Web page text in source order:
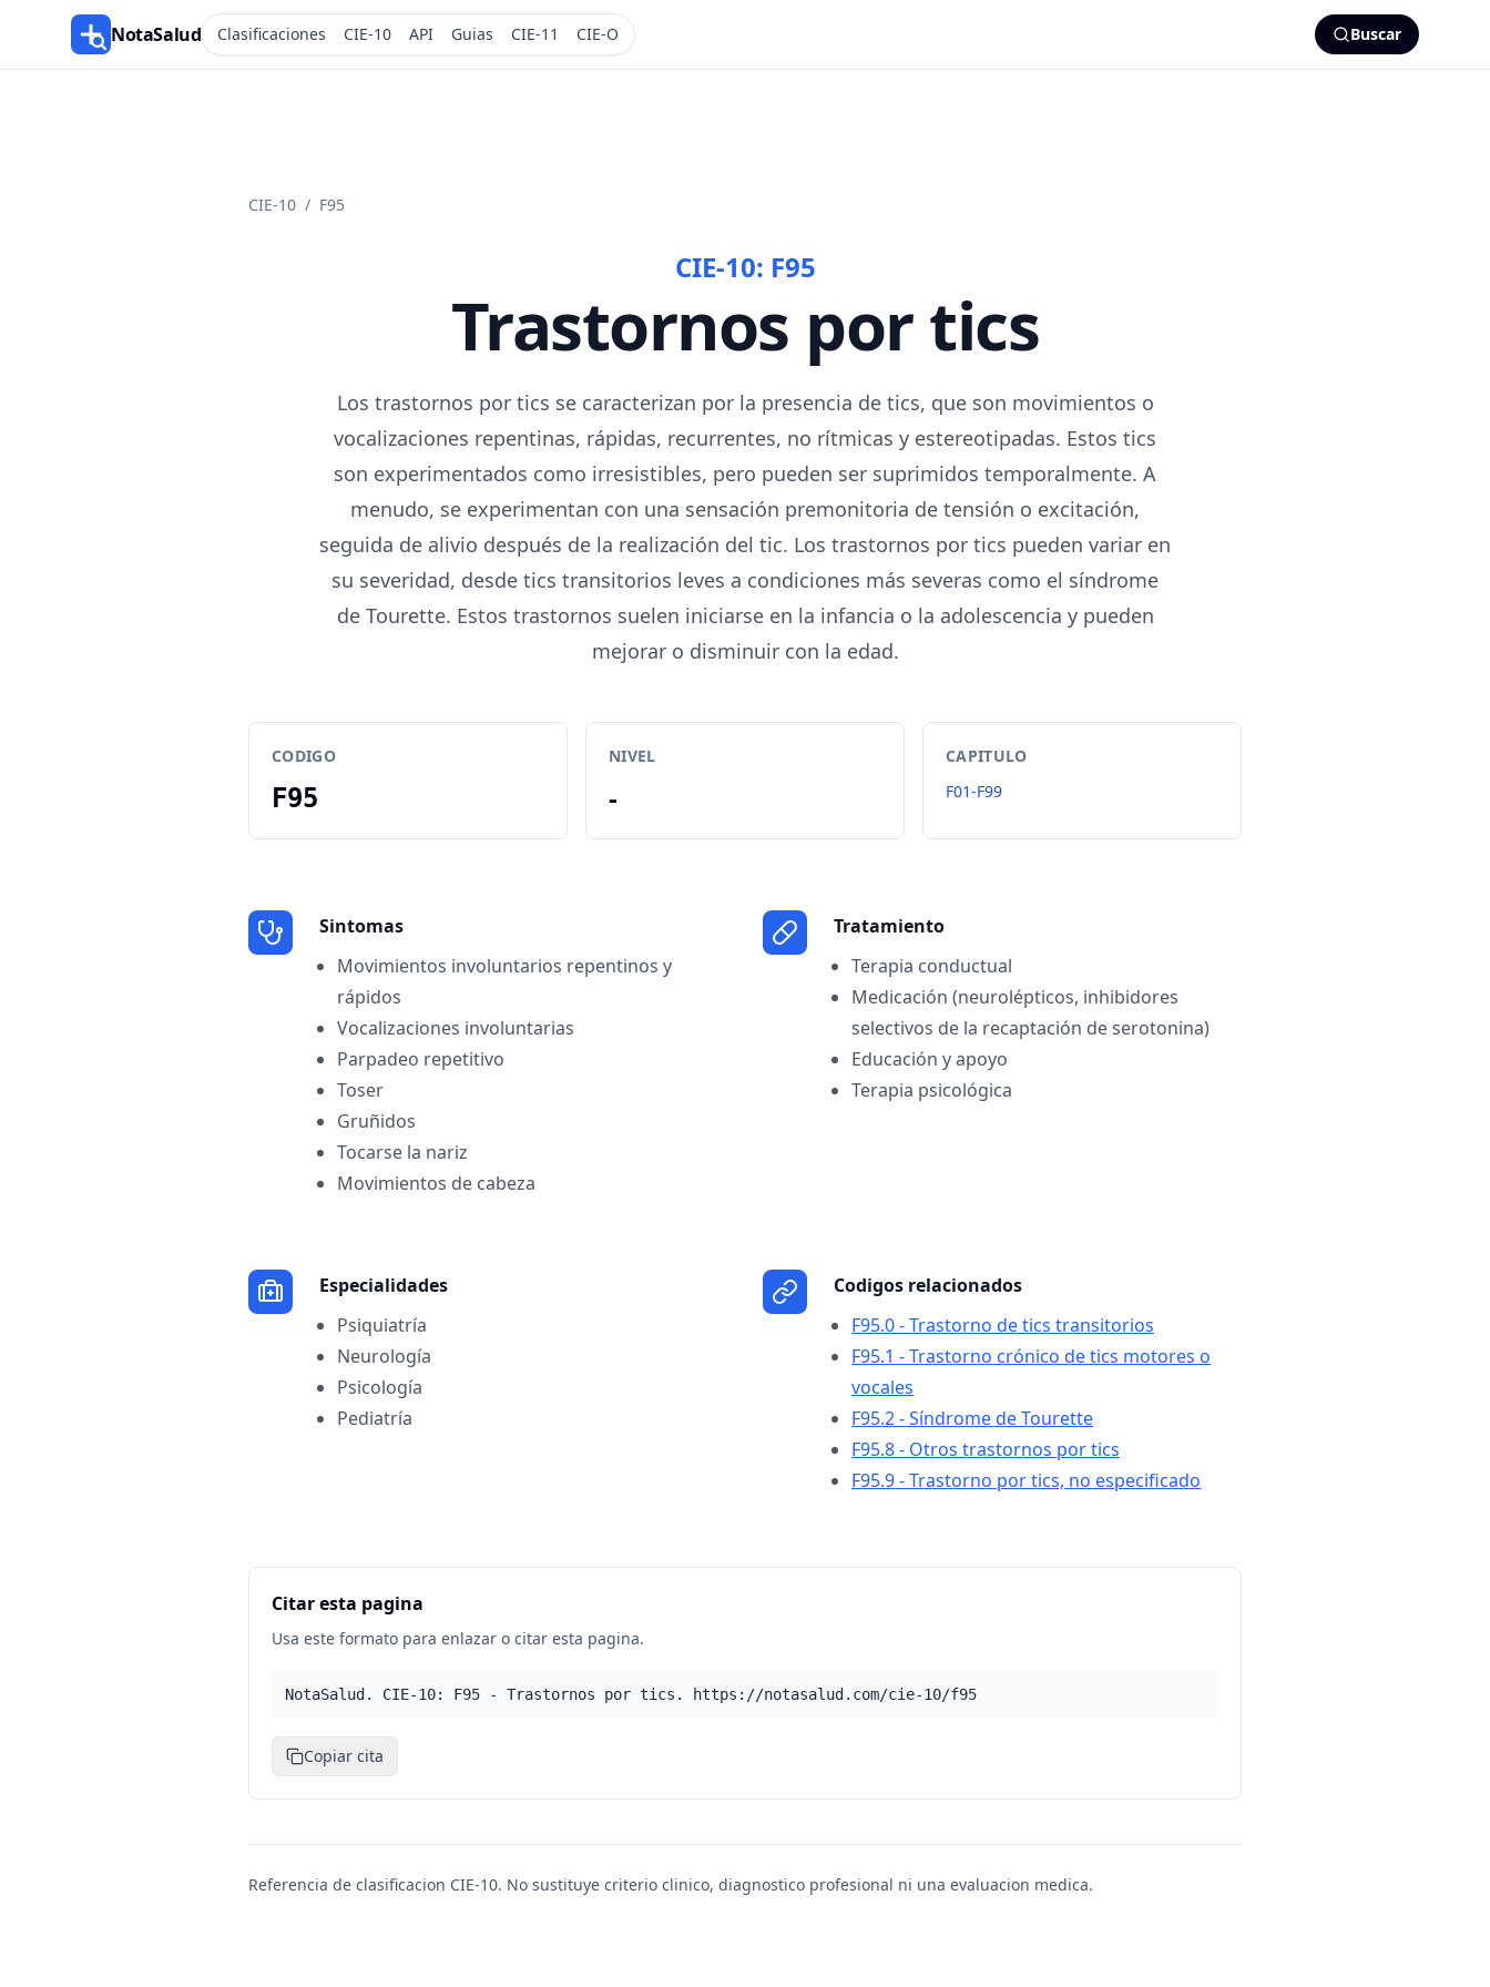
NotaSalud Clasificaciones CIE-10 API Guias CIE-11 CIE-O Buscar
CIE-10 / F95
CIE-10: F95
Trastornos por tics
Los trastornos por tics se caracterizan por la presencia de tics, que son movimientos o
vocalizaciones repentinas, rápidas, recurrentes, no rítmicas y estereotipadas. Estos tics
son experimentados como irresistibles, pero pueden ser suprimidos temporalmente. A
menudo, se experimentan con una sensación premonitoria de tensión o excitación,
seguida de alivio después de la realización del tic. Los trastornos por tics pueden variar en
su severidad, desde tics transitorios leves a condiciones más severas como el síndrome
de Tourette. Estos trastornos suelen iniciarse en la infancia o la adolescencia y pueden
mejorar o disminuir con la edad.
CODIGO
F95
NIVEL
-
CAPITULO
F01-F99
Sintomas
Movimientos involuntarios repentinos y
rápidos
Vocalizaciones involuntarias
Parpadeo repetitivo
Toser
Gruñidos
Tocarse la nariz
Movimientos de cabeza
Tratamiento
Terapia conductual
Medicación (neurolépticos, inhibidores
selectivos de la recaptación de serotonina)
Educación y apoyo
Terapia psicológica
Especialidades
Psiquiatría
Neurología
Psicología
Pediatría
Codigos relacionados
F95.0 - Trastorno de tics transitorios
F95.1 - Trastorno crónico de tics motores o
vocales
F95.2 - Síndrome de Tourette
F95.8 - Otros trastornos por tics
F95.9 - Trastorno por tics, no especificado
Citar esta pagina
Usa este formato para enlazar o citar esta pagina.
NotaSalud. CIE-10: F95 - Trastornos por tics. https://notasalud.com/cie-10/f95
Copiar cita
Referencia de clasificacion CIE-10. No sustituye criterio clinico, diagnostico profesional ni una evaluacion medica.